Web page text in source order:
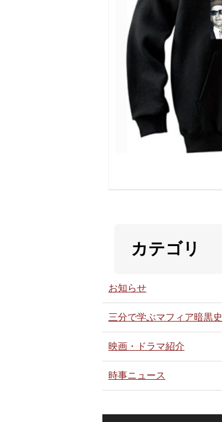
カテゴリ
お知らせ
三分で学ぶマフィア暗黒史
映画・ドラマ紹介
時事ニュース